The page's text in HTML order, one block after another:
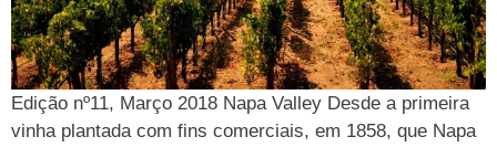
Edição nº11, Março 2018 Napa Valley Desde a primeira
vinha plantada com fins comerciais, em 1858, que Napa